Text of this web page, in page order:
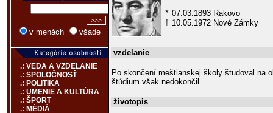
v menách všade
.: VEDA A VZDELANIE
.: SPOLOČNOSŤ
.: POLITIKA
.: UMENIE A KULTÚRA
.: ŠPORT
.: MÉDIÁ
* 07.03.1893 Rakovo
† 10.05.1972 Nové Zámky
vzdelanie
Po skončení meštianskej školy študoval na
štúdium však nedokončil.
životopis